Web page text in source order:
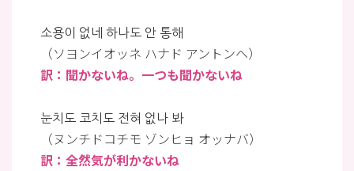
소용이 없네 하나도 안 통해
（ソヨンイオッネ ハナド アントンヘ）
訳：聞かないね。一つも聞かないね
눈치도 코치도 전혀 없나 봐
（ヌンチドコチモ ゾンヒョ オッナバ）
訳：全然気が利かないね